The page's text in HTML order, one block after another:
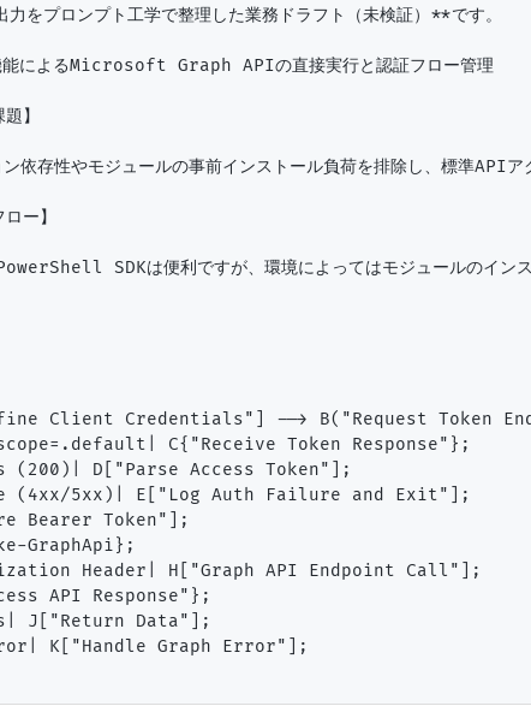
をプロンプト工学で整理した業務ドラフト（未検証）**です。
によるMicrosoft Graph APIの直接実行と認証フロー管理
】
依存性やモジュールの事前インストール負荷を排除し、標準APIア
ー】
SDKは便利ですが、環境によってはモジュールのイン
Client Credentials"] --> B("Request Token
C{"Receive Token Response"};
(200)| D["Parse Access Token"];
(4xx/5xx)| E["Log Auth Failure and Exit"];
Bearer Token"];
GraphApi};
Header| H["Graph API Endpoint Call"];
API Response"};
J["Return Data"];
K["Handle Graph Error"];